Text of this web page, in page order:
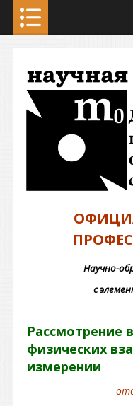
Научно-
с
Рассмотрение
физических
измерении